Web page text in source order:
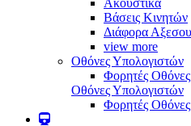
Ακουστικά
Βάσεις Κινητών
Διάφορα
view more
Οθόνες Υπολογιστών
Φορητές Οθόνες
Οθόνες Υπολογιστών
Φορητές Οθόνες